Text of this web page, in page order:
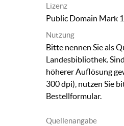
Lizenz
Public Domain Mark
Nutzung
Bitte nennen Sie als
Landesbibliothek.
höherer Auflösung
300 dpi), nutzen Sie
Bestellformular.
Quellenangabe